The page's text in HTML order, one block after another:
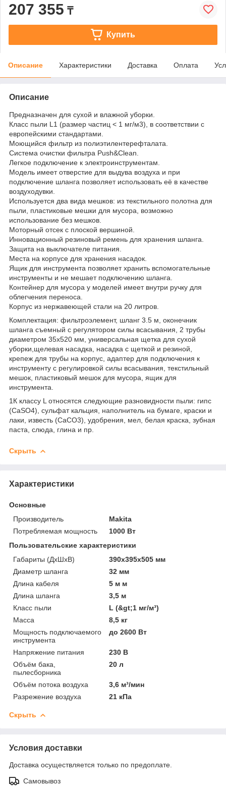
207 355 ₸
Купить
Описание Характеристики Доставка Оплата
Описание
Предназначен для сухой и влажной уборки.
Класс пыли L1 (размер частиц < 1 мг/м3), в соответствии с
европейскими стандартами.
Моющийся фильтр из полиэтилентерефталата.
Система очистки фильтра Push&Clean.
Легкое подключение к электроинструментам.
Модель имеет отверстие для выдува воздуха и при
подключение шланга позволяет использовать её в качестве
воздуходувки.
Используется два вида мешков: из текстильного полотна для
пыли, пластиковые мешки для мусора, возможно
использование без мешков.
Моторный отсек с плоской вершиной.
Инновационный резиновый ремень для хранения шланга.
Защита на выключателе питания.
Места на корпусе для хранения насадок.
Ящик для инструмента позволяет хранить вспомогательные
инструменты и не мешает подключению шланга.
Контейнер для мусора у моделей имеет внутри ручку для
облегчения переноса.
Корпус из нержавеющей стали на 20 литров.
Комплектация: фильтроэлемент, шланг 3.5 м, оконечник
шланга съемный с регулятором силы всасывания, 2 трубы
диаметром 35х520 мм, универсальная щетка для сухой
уборки,щелевая насадка, насадка с щеткой и резиной,
крепеж для трубы на корпус, адаптер для подключения к
инструменту с регулировкой силы всасывания, текстильный
мешок, пластиковый мешок для мусора, ящик для
инструмента.
1К классу L относятся следующие разновидности пыли: гипс
(CaSO4), сульфат кальция, наполнитель на бумаге, краски и
лаки, известь (CaCO3), удобрения, мел, белая краска, зубная
паста, слюда, глина и пр.
Скрыть
Характеристики
Основные
Производитель
Makita
Потребляемая мощность
1000 Вт
Пользовательские характеристики
Габариты (ДхШхВ)
390х395х505 мм
Диаметр шланга
32 мм
Длина кабеля
5 м м
Длина шланга
3,5 м
Класс пыли
L (&gt;1 мг/м³)
Масса
8,5 кг
Мощность подключаемого
инструмента
до 2600 Вт
Напряжение питания
230 В
Объём бака,
пылесборника
20 л
Объём потока воздуха
3,6 м³/мин
Разрежение воздуха
21 кПа
Скрыть
Условия доставки
Доставка осуществляется только по предоплате.
Самовывоз